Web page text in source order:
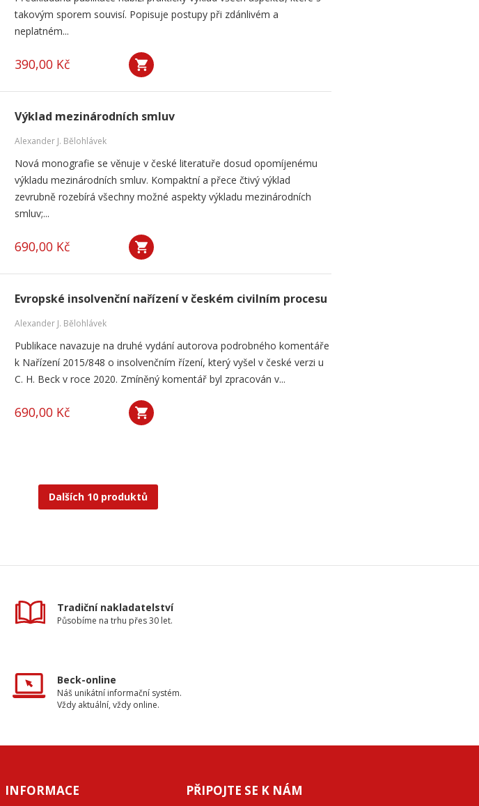
takovým sporem souvisí. Popisuje postupy při zdánlivém a
neplatném...
390,00 Kč
Výklad mezinárodních smluv
Alexander J. Bělohlávek
Nová monografie se věnuje v české literatuře dosud opomíjenému
výkladu mezinárodních smluv. Kompaktní a přece čtivý výklad
zevrubně rozebírá všechny možné aspekty výkladu mezinárodních
smluv;...
690,00 Kč
Evropské insolvenční nařízení v českém civilním procesu
Alexander J. Bělohlávek
Publikace navazuje na druhé vydání autorova podrobného komentáře
k Nařízení 2015/848 o insolvenčním řízení, který vyšel v české verzi u
C. H. Beck v roce 2020. Zmíněný komentář byl zpracován v...
690,00 Kč
Dalších 10 produktů
Tradiční nakladatelství
Působíme na trhu přes 30 let.
Beck-online
Náš unikátní informační systém.
Vždy aktuální, vždy online.
INFORMACE PŘIPOJTE SE K NÁM